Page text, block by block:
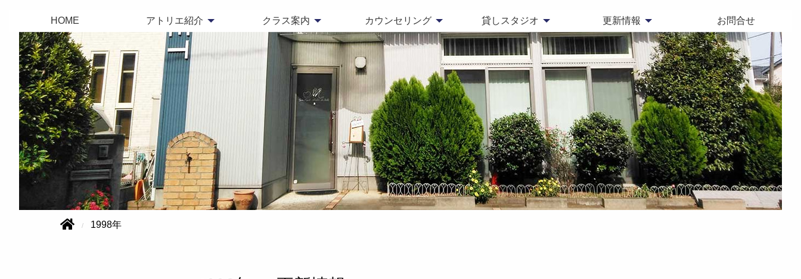
HOME アトリエ紹介 クラス案内 カウンセリング 貸しスタジオ 更新情報 お問合せ
1998年